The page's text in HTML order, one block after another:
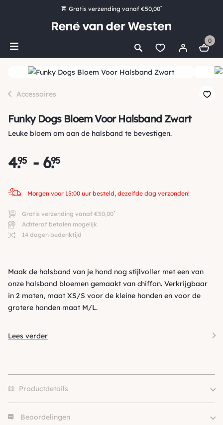
Gratis verzending vanaf €50,00*
Bestel nu, betaal later met Klarna
Ruim 16.000 artikelen op voorraad
0
Accessoires
Funky Dogs Bloem Voor Halsband Zwart
Leuke bloem om aan de halsband te bevestigen.
4.
95 - 6.
95
Morgen voor 15:00 uur besteld, dezelfde dag verzonden!
Gratis verzending vanaf €50,00*
Achteraf betalen mogelijk
14 dagen bedenktijd
Maak de halsband van je hond nog stijlvoller met een van
onze halsband bloemen gemaakt van chiffon. Verkrijgbaar
in 2 maten, maat XS/S voor de kleine honden en voor de
grotere honden maat M/L.
Lees verder
Productdetails
MerkBeoordelingen